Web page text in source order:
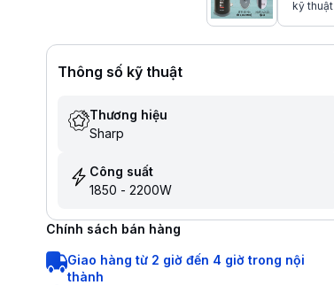
kỹ thuật
Thông số kỹ thuật
Thương hiệu
Sharp
Công suất
1850 - 2200W
Chính sách bán hàng
Giao hàng từ 2 giờ đến 4 giờ trong nội
thành